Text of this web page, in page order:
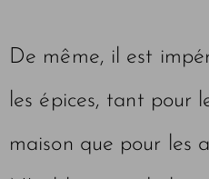
De même, il est
les épices, tant pour
maison que pour les